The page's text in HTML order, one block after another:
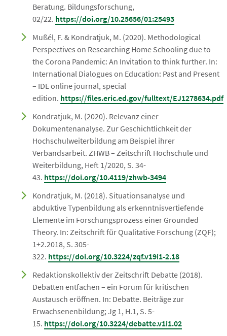
Beratung. Bildungsforschung,
02/22. https://doi.org/10.25656/01:25493
Mußél, F. & Kondratjuk, M. (2020). Methodological
Perspectives on Researching Home Schooling due to
the Corona Pandemic: An Invitation to think further. In:
International Dialogues on Education: Past and Present
– IDE online journal, special
edition. https://files.eric.ed.gov/fulltext/EJ1278634.pdf
Kondratjuk, M. (2020). Relevanz einer
Dokumentenanalyse. Zur Geschichtlichkeit der
Hochschulweiterbildung am Beispiel ihrer
Verbandsarbeit. ZHWB – Zeitschrift Hochschule und
Weiterbildung, Heft 1/2020, S. 34-
43. https://doi.org/10.4119/zhwb-3494
Kondratjuk, M. (2018). Situationsanalyse und
abduktive Typenbildung als erkenntnisvertiefende
Elemente im Forschungsprozess einer Grounded
Theory. In: Zeitschrift für Qualitative Forschung (ZQF);
1+2.2018, S. 305-
322. https://doi.org/10.3224/zqf.v19i1-2.18
Redaktionskollektiv der Zeitschrift Debatte (2018).
Debatten entfachen – ein Forum für kritischen
Austausch eröffnen. In: Debatte. Beiträge zur
Erwachsenenbildung; Jg 1, H.1, S. 5-
15. https://doi.org/10.3224/debatte.v1i1.02